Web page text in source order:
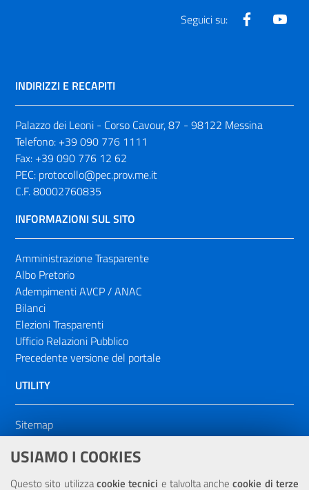
USIAMO I COOKIES
Questo sito utilizzacookie tecnici e talvolta anchecookie di terze
Seguici su: Facebook
INDIRIZZI E RECAPITI
Palazzo dei Leoni - Corso Cavour, 87 - 98122 Messina
Telefono: +39 090 776 1111
Fax: +39 090 776 12 62
PEC: protocollo@pec.prov.me.it
C.F. 80002760835
INFORMAZIONI SUL SITO
Amministrazione Trasparente
Albo Pretorio
Adempimenti AVCP / ANAC
Bilanci
Elezioni Trasparenti
Ufficio Relazioni Pubblico
Precedente versione del portale
UTILITY
Sitemap
Dichiarazione di accessibilità
NOTE LEGALI